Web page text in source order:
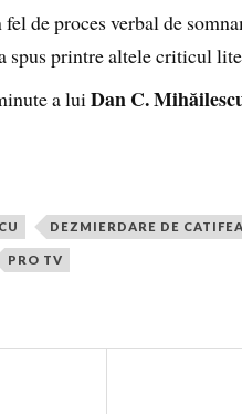
de proces verbal de
spus printre altele criticul
a luiDan C.
DEZMIERDARE DE CATIFEA
PRO TV